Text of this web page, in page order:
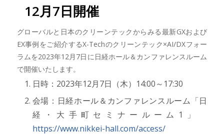
12月7日開催
グローバルと日本のクリーンテックからみる最新GXおよび
EX事例をご紹介するX-Techのクリーンテック×AI/DXフォー
ラムを2023年12月7日に日経ホール＆カンファレンスルーム
で開催いたします。
日時：2023年12月7日（木）14:00～17:30
会場：日経ホール＆カンファレンスルーム「日
経・大手町セミナールーム1」
https://www.nikkei-hall.com/access/